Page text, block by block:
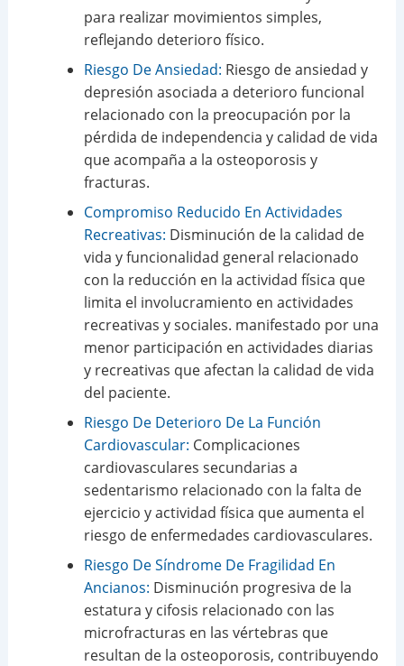
para realizar movimientos simples,
reflejando deterioro físico.
Riesgo De Ansiedad: Riesgo de ansiedad y
depresión asociada a deterioro funcional
relacionado con la preocupación por la
pérdida de independencia y calidad de vida
que acompaña a la osteoporosis y
fracturas.
Compromiso Reducido En Actividades
Recreativas: Disminución de la calidad de
vida y funcionalidad general relacionado
con la reducción en la actividad física que
limita el involucramiento en actividades
recreativas y sociales. manifestado por una
menor participación en actividades diarias
y recreativas que afectan la calidad de vida
del paciente.
Riesgo De Deterioro De La Función
Cardiovascular: Complicaciones
cardiovasculares secundarias a
sedentarismo relacionado con la falta de
ejercicio y actividad física que aumenta el
riesgo de enfermedades cardiovasculares.
Riesgo De Síndrome De Fragilidad En
Ancianos: Disminución progresiva de la
estatura y cifosis relacionado con las
microfracturas en las vértebras que
resultan de la osteoporosis, contribuyendo